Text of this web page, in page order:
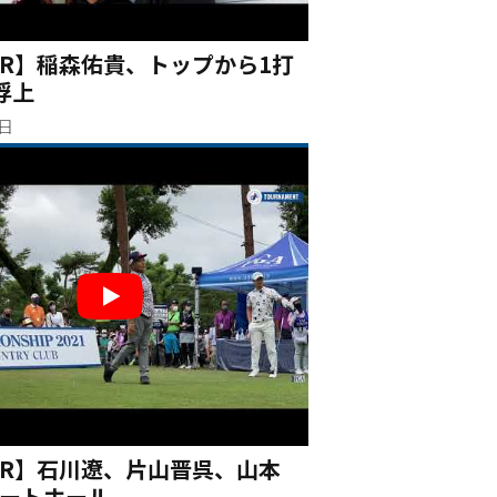
】稲森佑貴、トップから1打
上
】石川遼、片山晋呉、山本